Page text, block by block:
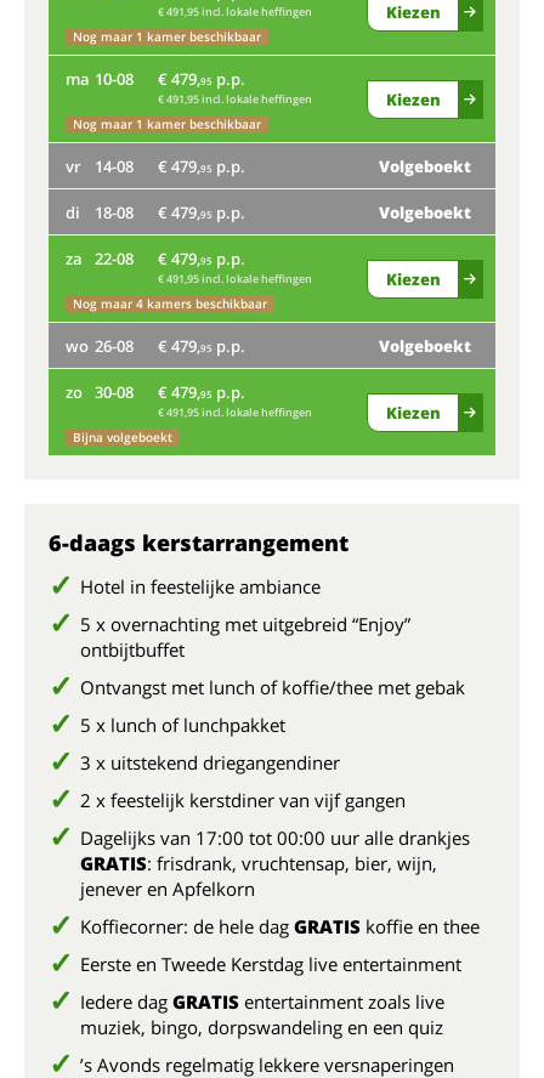
€ 491,95 incl. lokale heffingen
Nog maar 1 kamer beschikbaar
Kiezen
ma 10-08 € 479,95 p.p.
€ 491,95 incl. lokale heffingen
Nog maar 1 kamer beschikbaar
Kiezen
vr 14-08 € 479,95 p.p. Volgeboekt
di 18-08 € 479,95 p.p. Volgeboekt
za 22-08 € 479,95 p.p.
€ 491,95 incl. lokale heffingen
Nog maar 4 kamers beschikbaar
Kiezen
wo 26-08 € 479,95 p.p. Volgeboekt
zo 30-08 € 479,95 p.p.
€ 491,95 incl. lokale heffingen
Bijna volgeboekt
Kiezen
6-daags kerstarrangement
Hotel in feestelijke ambiance
5 x overnachting met uitgebreid “Enjoy”
ontbijtbuffet
Ontvangst met lunch of koffie/thee met gebak
5 x lunch of lunchpakket
3 x uitstekend driegangendiner
2 x feestelijk kerstdiner van vijf gangen
Dagelijks van 17:00 tot 00:00 uur alle drankjes
GRATIS: frisdrank, vruchtensap, bier, wijn,
jenever en Apfelkorn
Koffiecorner: de hele dag GRATIS koffie en thee
Eerste en Tweede Kerstdag live entertainment
Iedere dag GRATIS entertainment zoals live
muziek, bingo, dorpswandeling en een quiz
’s Avonds regelmatig lekkere versnaperingen